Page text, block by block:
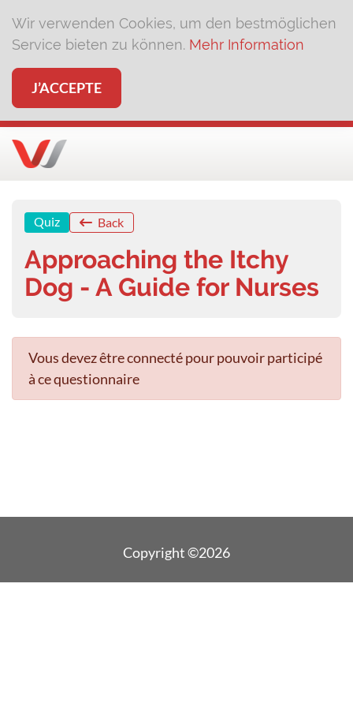
Wir verwenden Cookies, um den bestmöglichen
Service bieten zu können. Mehr Information
J’ACCEPTE
Quiz Back
Approaching the Itchy
Dog - A Guide for Nurses
Vous devez être connecté pour pouvoir participé
à ce questionnaire
Copyright ©2026